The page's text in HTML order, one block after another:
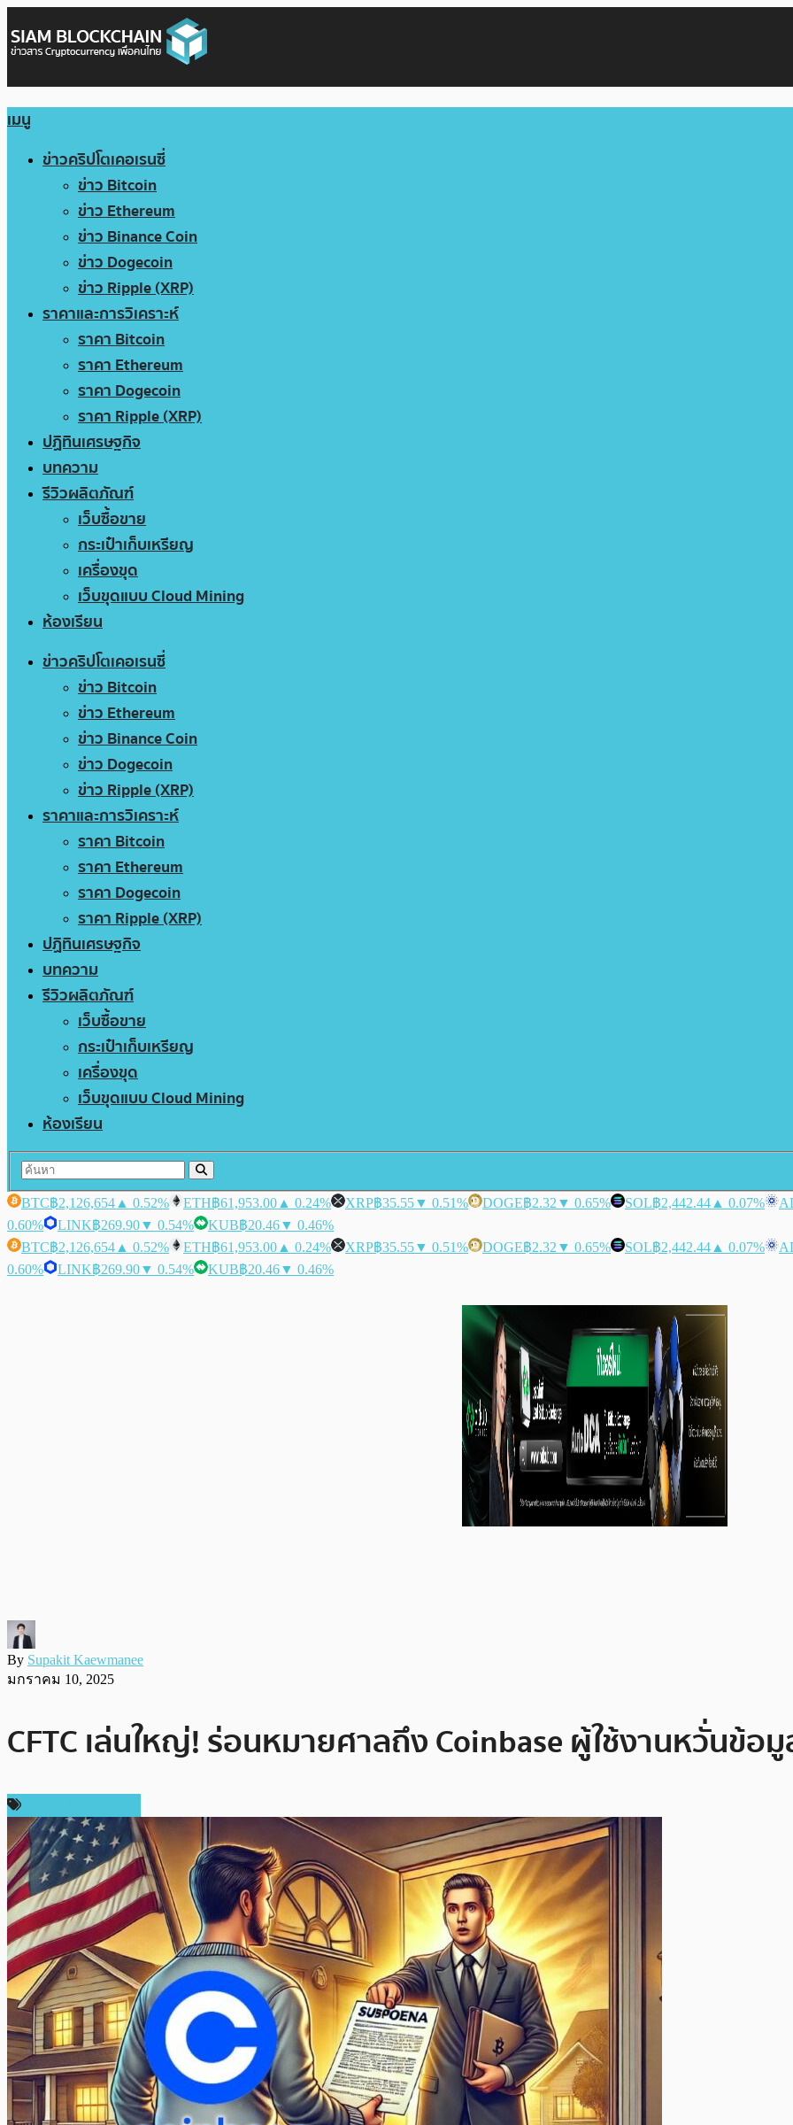
เมนู
ข่าวคริปโตเคอเรนซี่
ข่าว Bitcoin
ข่าว Ethereum
ข่าว Binance Coin
ข่าว Dogecoin
ข่าว Ripple (XRP)
ราคาและการวิเคราะห์
ราคา Bitcoin
ราคา Ethereum
ราคา Dogecoin
ราคา Ripple (XRP)
ปฏิทินเศรษฐกิจ
บทความ
รีวิวผลิตภัณฑ์
เว็บซื้อขาย
กระเป๋าเก็บเหรียญ
เครื่องขุด
เว็บขุดแบบ Cloud Mining
ห้องเรียน
ข่าวคริปโตเคอเรนซี่
ข่าว Bitcoin
ข่าว Ethereum
ข่าว Binance Coin
ข่าว Dogecoin
ข่าว Ripple (XRP)
ราคาและการวิเคราะห์
ราคา Bitcoin
ราคา Ethereum
ราคา Dogecoin
ราคา Ripple (XRP)
ปฏิทินเศรษฐกิจ
บทความ
รีวิวผลิตภัณฑ์
เว็บซื้อขาย
กระเป๋าเก็บเหรียญ
เครื่องขุด
เว็บขุดแบบ Cloud Mining
ห้องเรียน
BTC฿2,126,654 ▲ 0.52% ETH฿61,953.00 ▲ 0.24% XRP฿35.55▼ 0.51% DOGE฿2.32 ▼ 0.65% SOL฿2,442.44 ▲ 0.07%
0.60%
LINK฿269.90▼ 0.54% KUB฿20.46▼ 0.46%
BTC฿2,126,654 ▲ 0.52% ETH฿61,953.00 ▲ 0.24% XRP฿35.55▼ 0.51% DOGE฿2.32 ▼ 0.65% SOL฿2,442.44 ▲ 0.07%
0.60%
LINK฿269.90▼ 0.54% KUB฿20.46▼ 0.46%
By Supakit Kaewmanee
มกราคม 10, 2025
CFTC เล่นใหญ่! ร่อนหมายศาลถึง Coinbase ผู้ใช้งานหวั่นข้อ